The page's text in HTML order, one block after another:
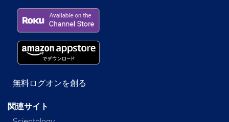
無料ログオンを創る
関連サイト